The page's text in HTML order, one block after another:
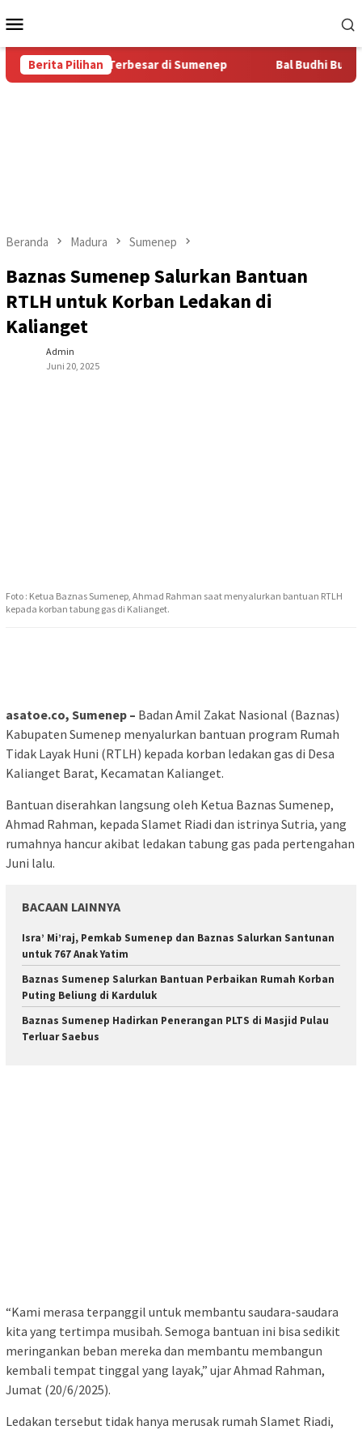
ke
Mobile
Berita Pilihan
Bal Budhi Terbesar di Sumenep Bal Budhi Bupati
Beranda Madura Sumenep
Baznas Sumenep Salurkan Bantuan
RTLH untuk Korban Ledakan di
Kalianget
Admin
Juni 20, 2025
Foto : Ketua Baznas Sumenep, Ahmad Rahman saat menyalurkan bantuan RTLH
kepada korban tabung gas di Kalianget.
asatoe.co, Sumenep – Badan Amil Zakat Nasional (Baznas)
Kabupaten Sumenep menyalurkan bantuan program Rumah
Tidak Layak Huni (RTLH) kepada korban ledakan gas di Desa
Kalianget Barat, Kecamatan Kalianget.
Bantuan diserahkan langsung oleh Ketua Baznas Sumenep,
Ahmad Rahman, kepada Slamet Riadi dan istrinya Sutria, yang
rumahnya hancur akibat ledakan tabung gas pada pertengahan
Juni lalu.
BACAAN LAINNYA
Isra’ Mi’raj, Pemkab Sumenep dan Baznas Salurkan Santunan
untuk 767 Anak Yatim
Baznas Sumenep Salurkan Bantuan Perbaikan Rumah Korban
Puting Beliung di Karduluk
Baznas Sumenep Hadirkan Penerangan PLTS di Masjid Pulau
Terluar Saebus
“Kami merasa terpanggil untuk membantu saudara-saudara
kita yang tertimpa musibah. Semoga bantuan ini bisa sedikit
meringankan beban mereka dan membantu membangun
kembali tempat tinggal yang layak,” ujar Ahmad Rahman,
Jumat (20/6/2025).
Ledakan tersebut tidak hanya merusak rumah Slamet Riadi,